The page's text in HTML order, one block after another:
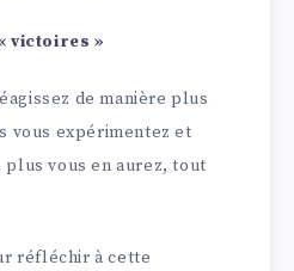
victoires »
de manière plus
vous expérimentez et
vous en aurez, tout
réfléchir à cette